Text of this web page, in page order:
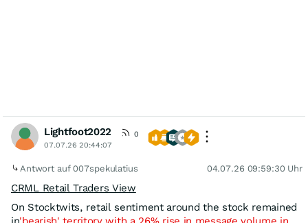
Lightfoot2022
0
07.07.26 20:44:07
Antwort auf 007spekulatius 04.07.26 09:59:30 Uhr
CRML Retail Traders View
On Stocktwits, retail sentiment around the stock remained